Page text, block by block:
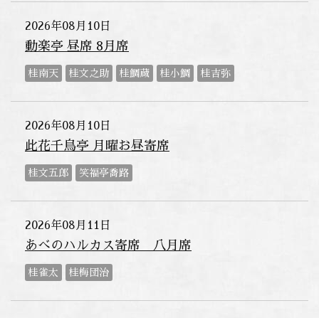
2026年08月10日
動楽亭 昼席 8月席
桂南天 桂文之助 桂鯛蔵 桂小鯛 桂吉弥
2026年08月10日
此花千鳥亭 月曜お昼寄席
桂文五郎 笑福亭喬路
2026年08月11日
あべのハルカス寄席 八月席
桂雀太 桂梅団治